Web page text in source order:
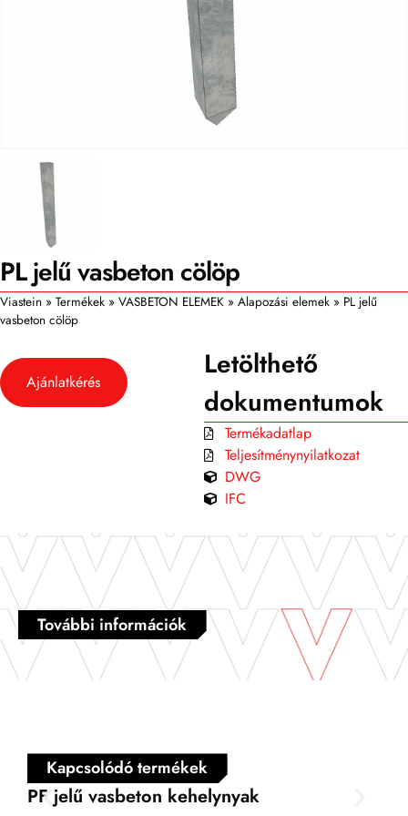
PL jelű vasbeton cölöp
Viastein » Termékek » VASBETON ELEMEK » Alapozási elemek » PL jelű
vasbeton cölöp
Ajánlatkérés
Letölthető
dokumentumok
Termékadatlap
Teljesítménynyilatkozat
DWG
IFC
További információk
Kapcsolódó termékek
PF jelű vasbeton kehelynyak